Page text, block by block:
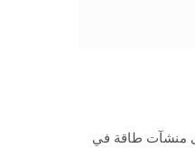
منشآت طاقة في